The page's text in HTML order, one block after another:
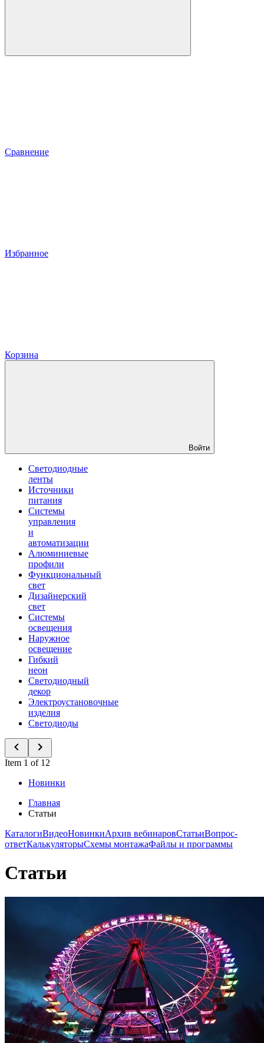
Сравнение
Избранное
Корзина
Войти
Светодиодные
ленты
Источники
питания
Системы
управления
и
автоматизации
Алюминиевые
профили
Функциональный
свет
Дизайнерский
свет
Системы
освещения
Наружное
освещение
Гибкий
неон
Светодиодный
декор
Электроустановочные
изделия
Светодиоды
Item 1 of 12
Новинки
Главная
Статьи
КаталогиВидеоНовинкиАрхив вебинаровСтатьиВопрос-
ответКалькуляторыСхемы монтажаФайлы и программы
Статьи